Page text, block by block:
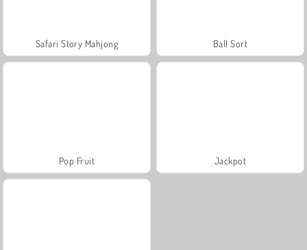
Safari Story Mahjong Ball Sort
Pop Fruit Jackpot